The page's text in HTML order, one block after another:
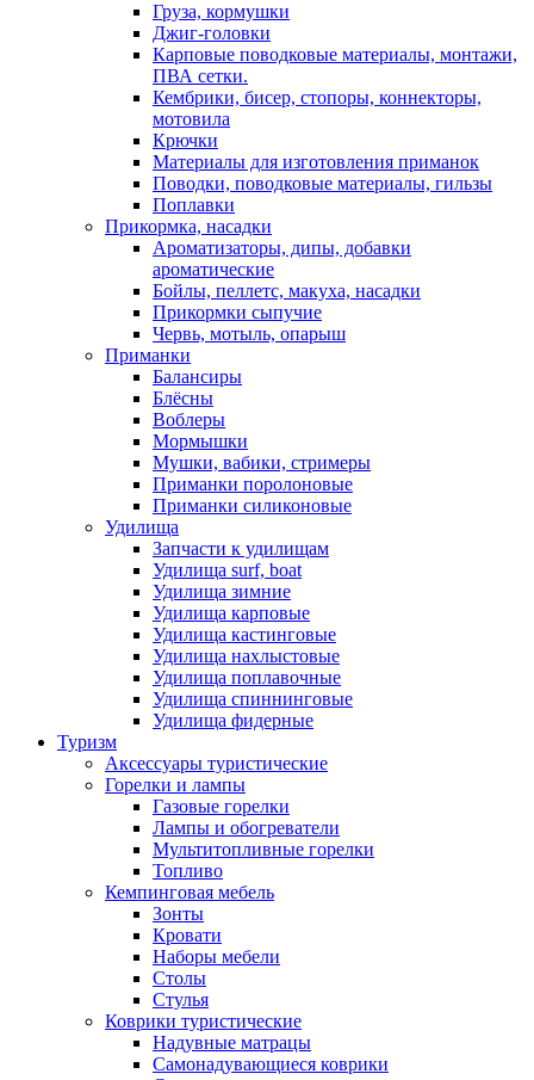
Груза, кормушки
Джиг-головки
Карповые поводковые материалы, монтажи,
ПВА сетки.
Кембрики, бисер, стопоры, коннекторы,
мотовила
Крючки
Материалы для изготовления приманок
Поводки, поводковые материалы, гильзы
Поплавки
Прикормка, насадки
Ароматизаторы, дипы, добавки
ароматические
Бойлы, пеллетс, макуха, насадки
Прикормки сыпучие
Червь, мотыль, опарыш
Приманки
Балансиры
Блёсны
Воблеры
Мормышки
Мушки, вабики, стримеры
Приманки поролоновые
Приманки силиконовые
Удилища
Запчасти к удилищам
Удилища surf, boat
Удилища зимние
Удилища карповые
Удилища кастинговые
Удилища нахлыстовые
Удилища поплавочные
Удилища спиннинговые
Удилища фидерные
Туризм
Аксессуары туристические
Горелки и лампы
Газовые горелки
Лампы и обогреватели
Мультитопливные горелки
Топливо
Кемпинговая мебель
Зонты
Кровати
Наборы мебели
Столы
Стулья
Коврики туристические
Надувные матрацы
Самонадувающиеся коврики